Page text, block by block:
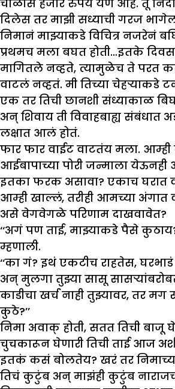
चाळीस हजार रुपये येणं आहे. तू
दिलेस तर माझी सध्याची गरज
निमानं माझ्याकडे विचित्र नजरेनं
प्रथमच मला बघत होती…इतके
मागितले नव्हते, त्यामुळेच ते परत
वाटलं नव्हतं. मी तिच्या चेहऱ्याकडे
एक तर तिची छानशी संध्याकाळ
अन् शिवाय ती विवाहबाह्य संबंधात
लक्षात आलं होतं.
फार फार वाईट वाटतंय मला. आम्ही
आईबापाच्या पोरी जन्माला येऊनही
इतका फरक असावा? एकाच घरात
आम्ही खाल्लं, तरीही आमच्या अंगात
असे वेगवेगळे परिणाम दाखवावेत?
‘‘अगं पण ताई, माझ्याकडे पैसे
म्हणाली.
‘‘का गं? इथं एकटीच राहतेस,
अन् मुलगा तुझ्या सासू सासऱ्यांबरोबर
काडीचा खर्च नाही तुझ्यावर, तर
कुठे?’’
निमा अवाक् होती, सतत तिची बाजू
चुचकारून घेणारी तिची ताई आज
इतकं कसं बोलतेय? खरं तर
तिचं कुटुंब अन् माझंही कुटुंब